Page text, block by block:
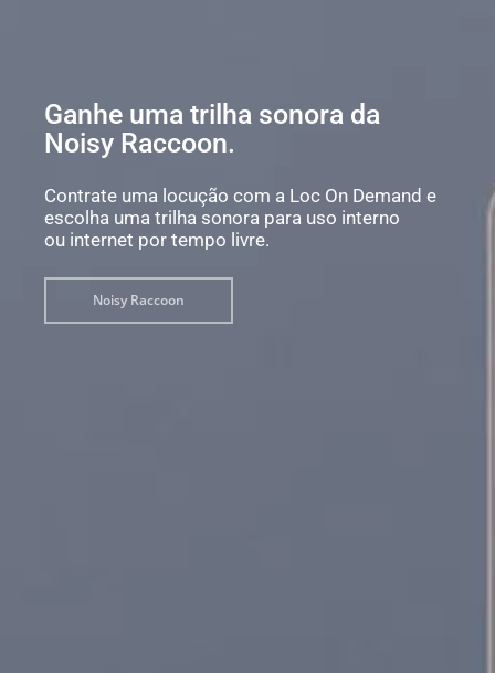
Ganhe uma trilha sonora da
Noisy Raccoon.
Contrate uma locução com a Loc On Demand e
escolha uma trilha sonora para uso interno
ou internet por tempo livre.
Noisy Raccoon